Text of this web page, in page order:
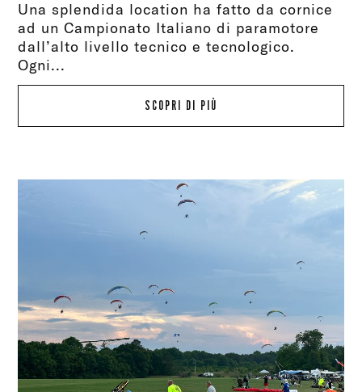
Una splendida location ha fatto da cornice
ad un Campionato Italiano di paramotore
dall’alto livello tecnico e tecnologico.
Ogni...
SCOPRI DI PIÙ